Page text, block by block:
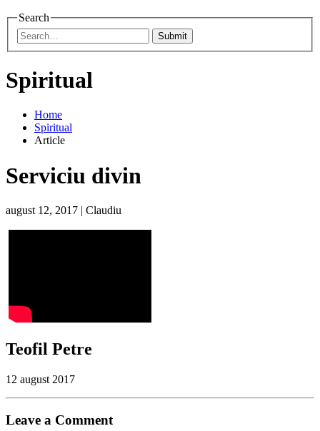
Search
Submit
Spiritual
Home
Spiritual
Article
Serviciu divin
august 12, 2017 | Claudiu
Teofil Petre
12 august 2017
Leave a Comment